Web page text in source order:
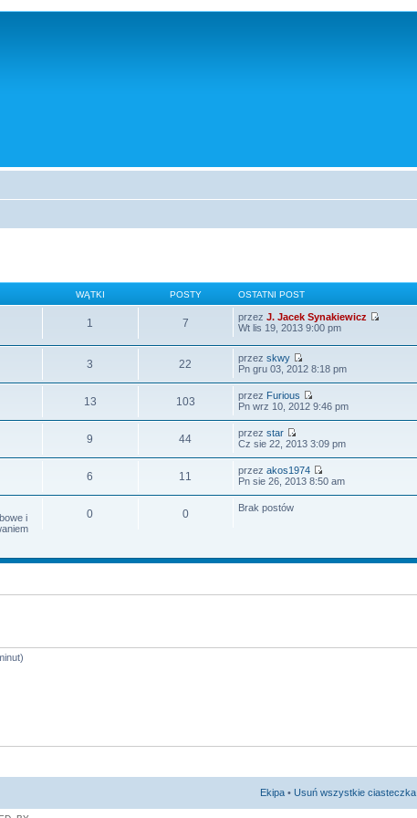
WĄTKI POSTY OSTATNI POST
1 7 przezJ. Jacek Synakiewicz
Wt lis 19, 2013 9:00 pm
3 22 przezskwy
Pn gru 03, 2012 8:18 pm
13 103 przez Furious
Pn wrz 10, 2012 9:46 pm
9 44 przezstar
Cz sie 22, 2013 3:09 pm
6 11 przezakos1974
Pn sie 26, 2013 8:50 am
i
0 0 Brak postów
Ekipa • Usuń wszystkie ciasteczka